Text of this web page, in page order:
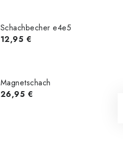
Schachbecher e4e5
12,95 €
Magnetschach
26,95 €